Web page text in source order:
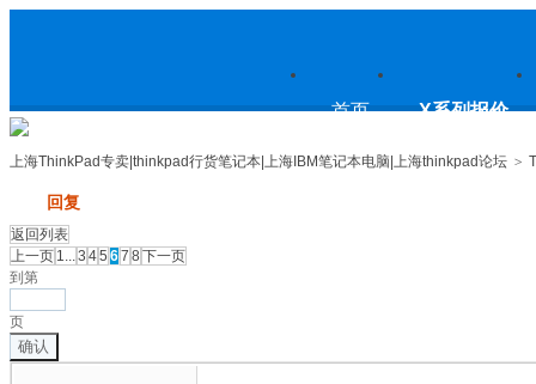
上
海ThinkPad专卖|thinkpad行货笔
记本|上海IBM笔记本电脑|上海
首页 X系列报价
上海ThinkPad专卖|thinkpad行货笔记本|上海IBM笔记本电脑|上海thinkpad论坛 >
回复
返回列表
上一页 1...3 45 67 8 下一页
到第
页
确认